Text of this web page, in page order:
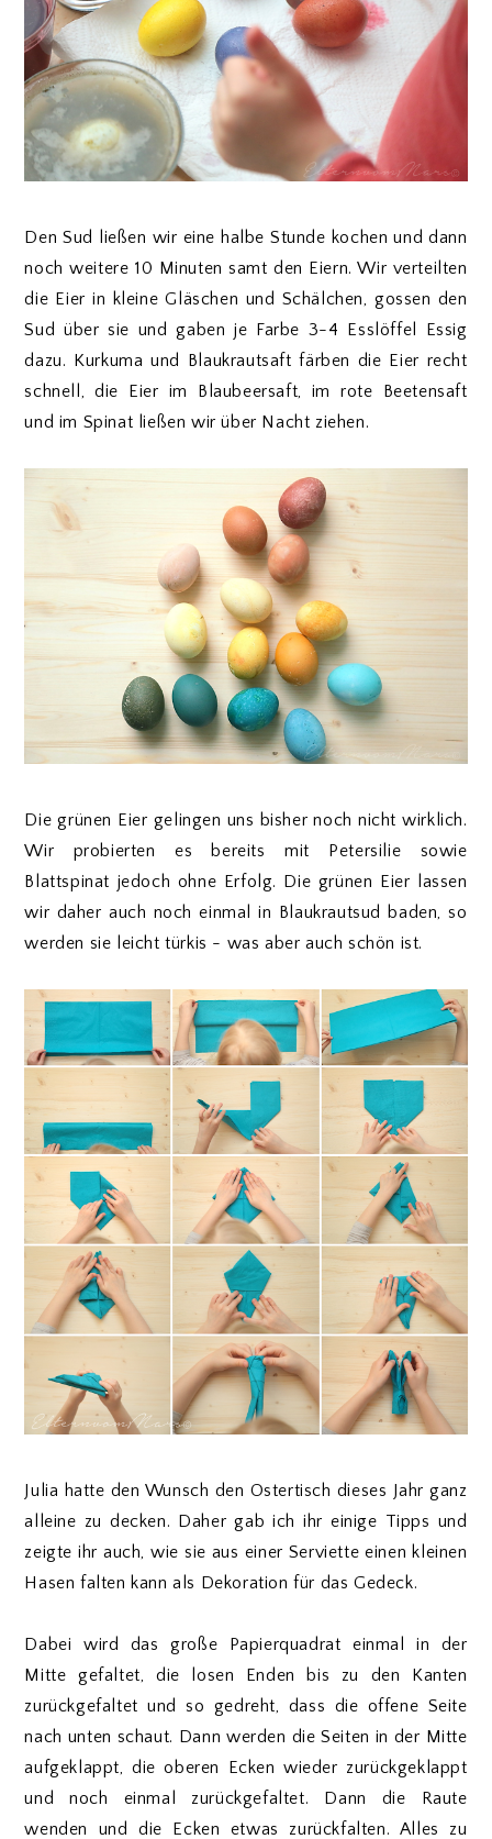
Den Sud ließen wir eine halbe Stunde kochen und dann
noch weitere 10 Minuten samt den Eiern. Wir verteilten
die Eier in kleine Gläschen und Schälchen, gossen den
Sud über sie und gaben je Farbe 3-4 Esslöffel Essig
dazu. Kurkuma und Blaukrautsaft färben die Eier recht
schnell, die Eier im Blaubeersaft, im rote Beetensaft
und im Spinat ließen wir über Nacht ziehen.
Die grünen Eier gelingen uns bisher noch nicht wirklich.
Wir probierten es bereits mit Petersilie sowie
Blattspinat jedoch ohne Erfolg. Die grünen Eier lassen
wir daher auch noch einmal in Blaukrautsud baden, so
werden sie leicht türkis - was aber auch schön ist.
Julia hatte den Wunsch den Ostertisch dieses Jahr ganz
alleine zu decken. Daher gab ich ihr einige Tipps und
zeigte ihr auch, wie sie aus einer Serviette einen kleinen
Hasen falten kann als Dekoration für das Gedeck.
Dabei wird das große Papierquadrat einmal in der
Mitte gefaltet, die losen Enden bis zu den Kanten
zurückgefaltet und so gedreht, dass die offene Seite
nach unten schaut. Dann werden die Seiten in der Mitte
aufgeklappt, die oberen Ecken wieder zurückgeklappt
und noch einmal zurückgefaltet. Dann die Raute
wenden und die Ecken etwas zurückfalten. Alles zu